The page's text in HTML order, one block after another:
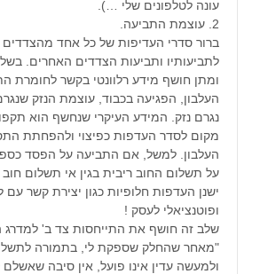
עונה לטלפונים שלי …).
2. עוצמת התביעה.
ברור סדרי העדיפות של כל אחד
לתביעותיו ותביעות הצדדים האחרים.
ומתן חושף מידע רלוונטי בקשר לחומרת
העלבון, הפגיעה בכבוד, עוצמת הנזק
נגרם נזק. המידע העיקרי שנחשף הוא
מקום לסדר העדפות כפיצוי ולהפחתת
העלבון. למשל, אם התביעה על הפסד
על תשלום החוב ריבית בגין אי תשלום
ישנן העדפות חלופיות כגון יצירת קשר עם
ופוטנציאלי לעסק !
שלב זה חושף את התייחסות צד ב'
"מאחר שהחלק שספקת לי, בתמורה
ולמעשה עדין אינו פועל, אין סיבה שאשלם